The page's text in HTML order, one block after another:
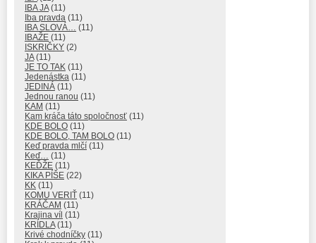
IBA JA(11)
Iba pravda (11)
IBA SLOVÁ… (11)
IBAŽE (11)
ISKRIČKY (2)
JA(11)
JE TO TAK (11)
Jedenástka (11)
JEDINÁ (11)
Jednou ranou (11)
KAM (11)
Kam kráča táto spoločnosť (11)
KDE BOLO (11)
KDE BOLO, TAM BOLO (11)
Keď pravda mlčí (11)
Keď… (11)
KEĎŽE (11)
KIKA PÍŠE (22)
KK (11)
KOMU VERIŤ (11)
KRÁČAM (11)
Krajina víl (11)
KRÍDLA(11)
Krivé chodníčky (11)